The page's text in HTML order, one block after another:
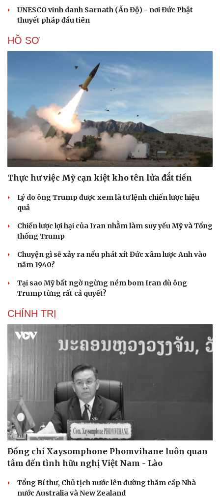
Cải chính
UNESCO vinh danh Sarnath (Ấn Độ) - nơi Đức Phật
thuyết pháp đầu tiên
HỒ SƠ
Thực hư việc Mỹ cạn kiệt kho tên lửa đắt tiền
Lý do ông Trump được xem là tư lệnh chiến lược hiệu
quả
Chiến lược lợi hại của Iran nhằm làm suy yếu Mỹ và Tổng
thống Trump
Chuyện gì sẽ xảy ra nếu phát xít Đức xâm lược Anh vào
năm 1940?
Tại sao Mỹ bất ngờ ngừng ném bom Iran dù ông
Trump từng rất cả quyết?
CHÍNH TRỊ
Đồng chí Xaysomphone Phomvihane luôn quan
tâm đến tình hữu nghị Việt Nam - Lào
Tổng Bí thư, Chủ tịch nước lên đường thăm cấp Nhà
nước Australia và New Zealand